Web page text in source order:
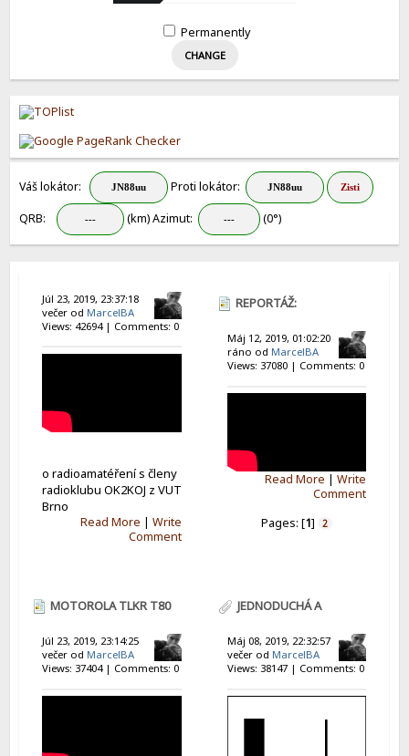
Permanently
Váš lokátor: Proti lokátor:
QRB: (km) Azimut: (0°)
Júl 23, 2019, 23:37:18
večer od MarcelBA
Views: 42694 | Comments: 0
o radioamatéření s členy
radioklubu OK2KOJ z VUT
Brno
Read More |Write
Comment
REPORTÁŽ:
RADIOAMATÉŘI
Máj 12, 2019, 01:02:20
ráno od MarcelBA
Views: 37080 | Comments: 0
Read More |Write
Comment
Pages: [1] 2
MOTOROLA TLKR T80
EXTREME
Júl 23, 2019, 23:14:25
večer od MarcelBA
Views: 37404 | Comments: 0
JEDNODUCHÁ A
ZISKOVÁ KOLINEÁRNÍ
ANTÉNA
Máj 08, 2019, 22:32:57
večer od MarcelBA
Views: 38147 | Comments: 0